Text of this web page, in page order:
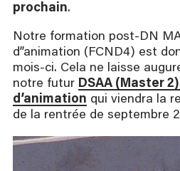
prochain.
Notre formation post-DN
d’’animation (FCND4) est
mois-ci. Cela ne laisse
notre futur DSAA (Master
d’animation qui viendra la
de la rentrée de septembre